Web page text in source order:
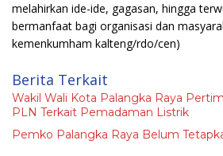
melahirkan ide-ide, gagasan, hingga
bermanfaat bagi organisasi dan
kemenkumham kalteng/rdo/cen)
Berita Terkait
Wakil Wali Kota Palangka Raya
PLN Terkait Pemadaman Listrik
Pemko Palangka Raya Belum